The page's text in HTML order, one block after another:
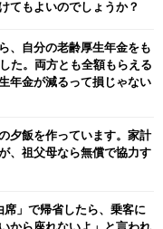
てもよいのでしょうか？
、自分の老齢厚生年金をも
た。両方とも全額もらえる
年金が減るって損じゃない
夕飯を作っています。家計
、祖父母なら無償で協力す
」で帰省したら、乗客に
から座れないよ」と言われ